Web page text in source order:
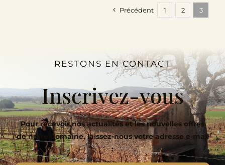
Précédent 1 2 3
RESTONS EN CONTACT
Inscrivez-vous
Pour recevoir nos actualités et les nouvelles offres
de notre domaine, laissez-nous votre adresse e-mail
: